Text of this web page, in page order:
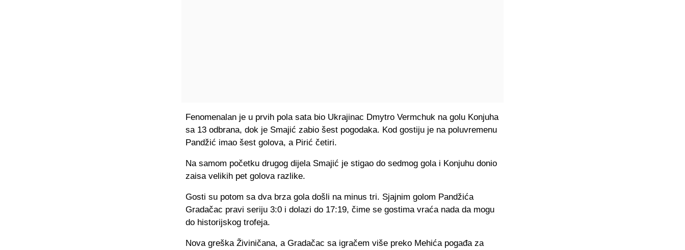
Fenomenalan je u prvih pola sata bio Ukrajinac Dmytro Vermchuk na golu Konjuha
sa 13 odbrana, dok je Smajić zabio šest pogodaka. Kod gostiju je na poluvremenu
Pandžić imao šest golova, a Pirić četiri.
Na samom početku drugog dijela Smajić je stigao do sedmog gola i Konjuhu donio
zaisa velikih pet golova razlike.
Gosti su potom sa dva brza gola došli na minus tri. Sjajnim golom Pandžića
Gradačac pravi seriju 3:0 i dolazi do 17:19, čime se gostima vraća nada da mogu
do historijskog trofeja.
Nova greška Živiničana, a Gradačac sa igračem više preko Mehića pogađa za